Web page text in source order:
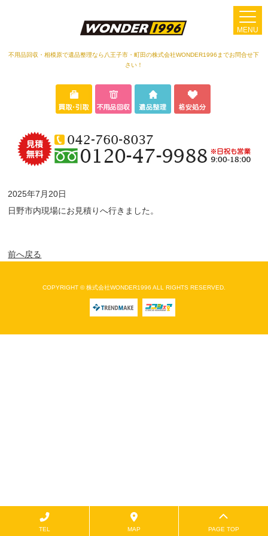
不用品回収・相模原で遺品整理なら八王子市・町田の株式会社WONDER1996までお問合せ下
さい！
MENU
2025年7月20日
日野市内現場にお見積りへ行きました。
前へ戻る
COPYRIGHT © 株式会社WONDER1996 ALL RIGHTS RESERVED.
TEL MAP PAGE TOP